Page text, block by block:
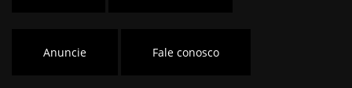
Anuncie Fale conosco